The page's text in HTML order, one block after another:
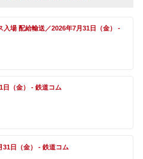
入場 配給輸送／2026年7月31日（金） -
日（金） - 鉄道コム
31日（金） - 鉄道コム